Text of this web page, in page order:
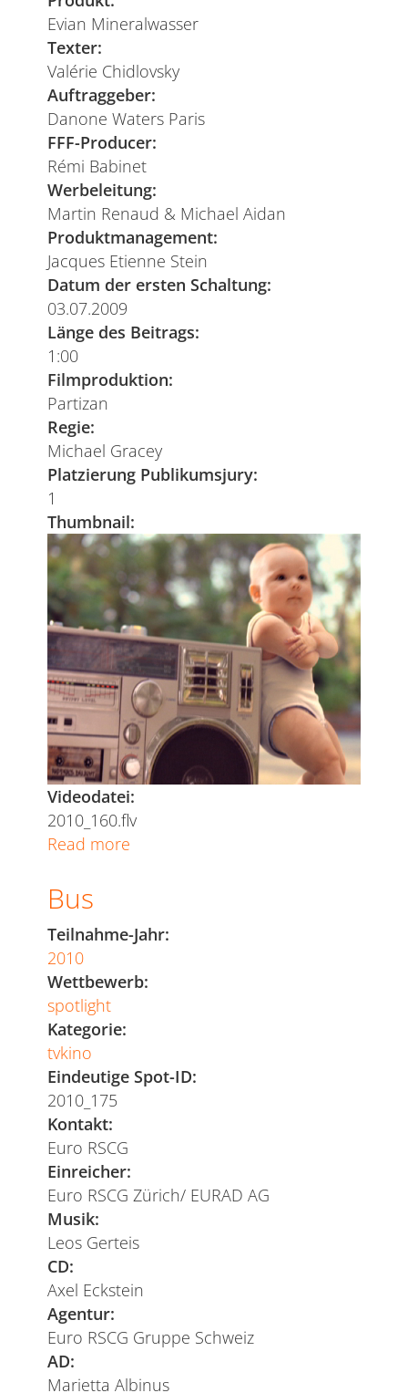
Evian Mineralwasser
Texter:
Valérie Chidlovsky
Auftraggeber:
Danone Waters Paris
FFF-Producer:
Rémi Babinet
Werbeleitung:
Martin Renaud & Michael Aidan
Produktmanagement:
Jacques Etienne Stein
Datum der ersten Schaltung:
03.07.2009
Länge des Beitrags:
1:00
Filmproduktion:
Partizan
Regie:
Michael Gracey
Platzierung Publikumsjury:
1
Thumbnail:
Videodatei:
2010_160.flv
Read more
Bus
Teilnahme-Jahr:
2010
Wettbewerb:
spotlight
Kategorie:
tvkino
Eindeutige Spot-ID:
2010_175
Kontakt:
Euro RSCG
Einreicher:
Euro RSCG Zürich/ EURAD AG
Musik:
Leos Gerteis
CD:
Axel Eckstein
Agentur:
Euro RSCG Gruppe Schweiz
AD:
Marietta Albinus